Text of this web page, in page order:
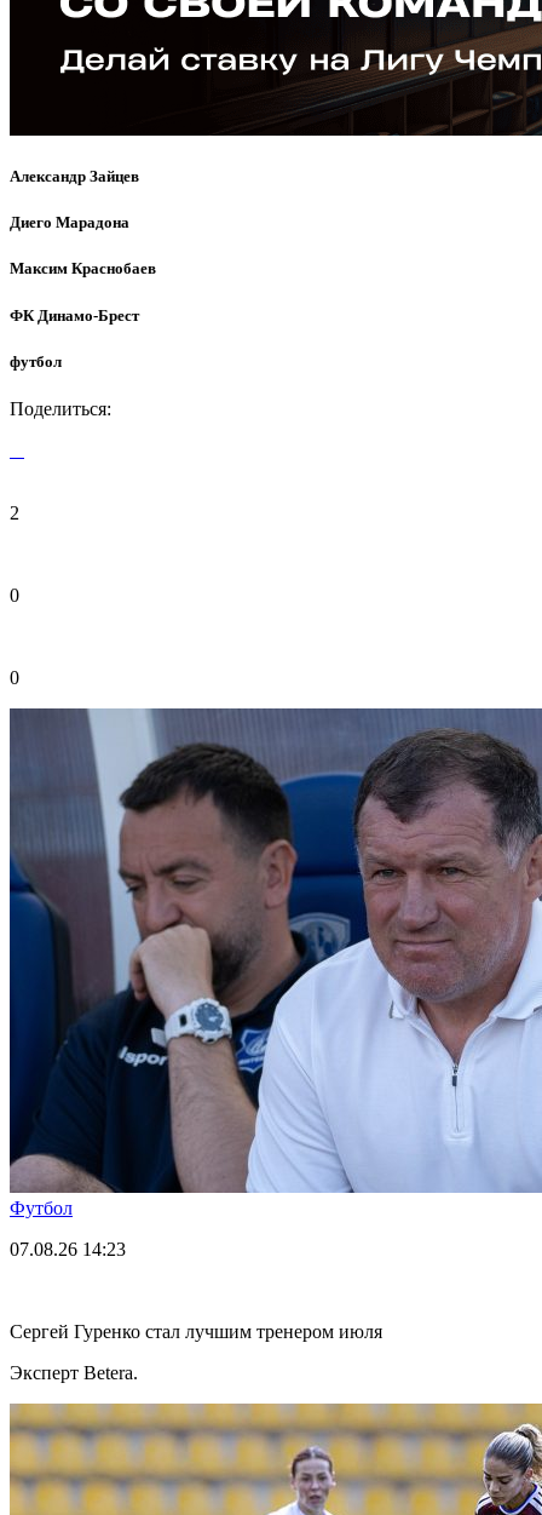
Александр Зайцев
Диего Марадона
Максим Краснобаев
ФК Динамо-Брест
футбол
Поделиться:
2
0
0
Футбол
07.08.26 14:23
Сергей Гуренко стал лучшим тренером июля
Эксперт Betera.